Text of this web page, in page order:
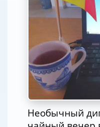
Необычный